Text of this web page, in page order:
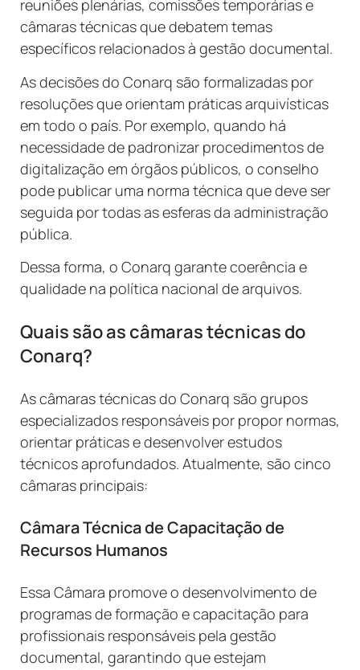
reuniões plenárias, comissões temporárias e
câmaras técnicas que debatem temas
específicos relacionados à gestão documental.
As decisões do Conarq são formalizadas por
resoluções que orientam práticas arquivísticas
em todo o país. Por exemplo, quando há
necessidade de padronizar procedimentos de
digitalização em órgãos públicos, o conselho
pode publicar uma norma técnica que deve ser
seguida por todas as esferas da administração
pública.
Dessa forma, o Conarq garante coerência e
qualidade na política nacional de arquivos.
Quais são as câmaras técnicas do
Conarq?
As câmaras técnicas do Conarq são grupos
especializados responsáveis por propor normas,
orientar práticas e desenvolver estudos
técnicos aprofundados. Atualmente, são cinco
câmaras principais:
Câmara Técnica de Capacitação de
Recursos Humanos
Essa Câmara promove o desenvolvimento de
programas de formação e capacitação para
profissionais responsáveis pela gestão
documental, garantindo que estejam